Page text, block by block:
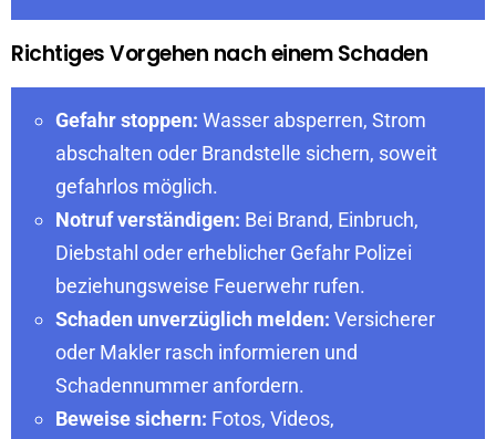
Richtiges Vorgehen nach einem Schaden
Gefahr stoppen: Wasser absperren, Strom
abschalten oder Brandstelle sichern, soweit
gefahrlos möglich.
Notruf verständigen: Bei Brand, Einbruch,
Diebstahl oder erheblicher Gefahr Polizei
beziehungsweise Feuerwehr rufen.
Schaden unverzüglich melden: Versicherer
oder Makler rasch informieren und
Schadennummer anfordern.
Beweise sichern: Fotos, Videos,